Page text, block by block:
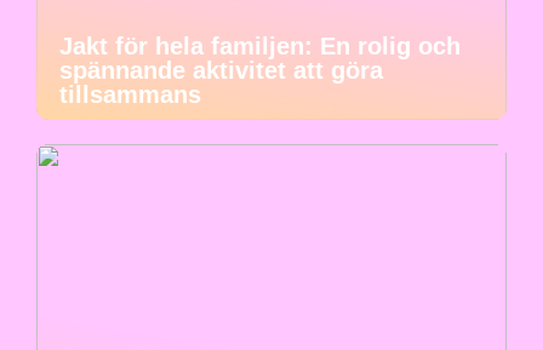
Jakt för hela familjen: En rolig och
spännande aktivitet att göra
tillsammans